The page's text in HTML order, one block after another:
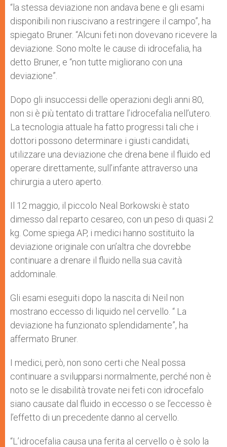
“la stessa deviazione non andava bene e gli esami
disponibili non riuscivano a restringere il campo”, ha
spiegato Bruner. “Alcuni feti non dovevano ricevere la
deviazione. Sono molte le cause di idrocefalia, ha
detto Bruner, e “non tutte migliorano con una
deviazione”.
Dopo gli insuccessi delle operazioni degli anni 80,
non si è più tentato di trattare l’idrocefalia nell’utero.
La tecnologia attuale ha fatto progressi tali che i
dottori possono determinare i giusti candidati,
utilizzare una deviazione che drena bene il fluido ed
operare direttamente, sull’infante attraverso una
chirurgia a utero aperto.
Il 12 maggio, il piccolo Neal Borkowski è stato
dimesso dal reparto cesareo, con un peso di quasi 2
kg. Come spiega AP, i medici hanno sostituito la
deviazione originale con un’altra che dovrebbe
continuare a drenare il fluido nella sua cavità
addominale.
Gli esami eseguiti dopo la nascita di Neil non
mostrano eccesso di liquido nel cervello. “ La
deviazione ha funzionato splendidamente”, ha
affermato Bruner.
I medici, però, non sono certi che Neal possa
continuare a svilupparsi normalmente, perché non è
noto se le disabilità trovate nei feti con idrocefalo
siano causate dal fluido in eccesso o se l’eccesso è
l’effetto di un precedente danno al cervello.
“L’idrocefalia causa una ferita al cervello o è solo la